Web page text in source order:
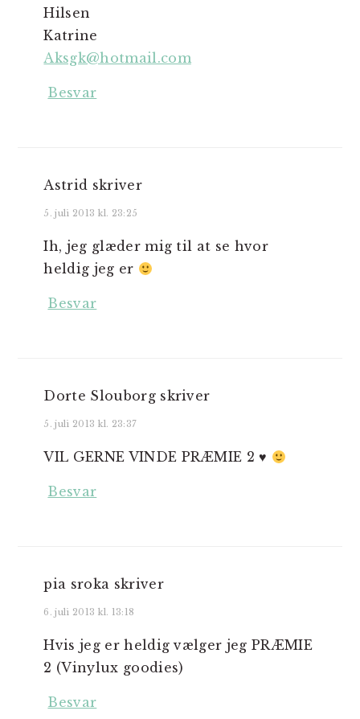
Hilsen
Katrine
Aksgk@hotmail.com
Besvar
Astrid skriver
5. juli 2013 kl. 23:25
Ih, jeg glæder mig til at se hvor
heldig jeg er
Besvar
Dorte Slouborg skriver
5. juli 2013 kl. 23:37
VIL GERNE VINDE PRÆMIE 2 ♥
Besvar
pia sroka skriver
6. juli 2013 kl. 13:18
Hvis jeg er heldig vælger jeg PRÆMIE
2 (Vinylux goodies)
Besvar